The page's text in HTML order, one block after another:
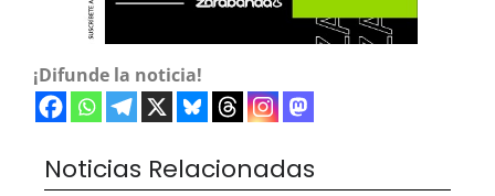
¡Difunde la noticia!
Noticias Relacionadas